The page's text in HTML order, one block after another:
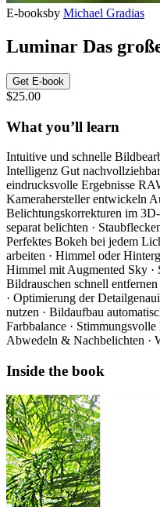
E-booksby Michael Gradias
Luminar Das
Get E-book
$25.00
What you’ll learn
Intuitive und schnelle
Intelligenz Gut
eindrucksvolle Ergebnisse
Kamerahersteller entwickeln
Belichtungskorrekturen im
separat belichten ·
Perfektes Bokeh bei jedem
arbeiten · Himmel oder
Himmel mit Augmented Sky ·
Bildrauschen schnell
· Optimierung der
nutzen · Bildaufbau
Farbbalance ·
Abwedeln & Nachbelichten ·
Inside the book